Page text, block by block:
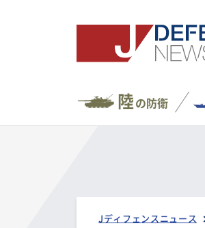
陸の防衛
Jディフェンスニュース